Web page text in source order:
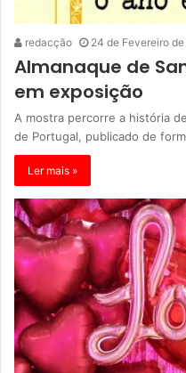
redacção 24 de Fevereiro
Almanaque de
em exposição
A mostra percorre a história
de Portugal, publicado de
Ler mais »